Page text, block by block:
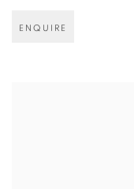
ENQUIRE